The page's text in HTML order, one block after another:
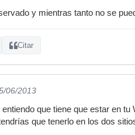
y mientras tanto no se
Citar
06/2013
que tiene que estar en
que tenerlo en los dos